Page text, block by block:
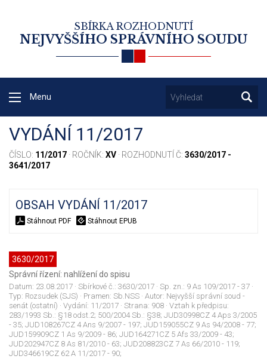
SBÍRKA ROZHODNUTÍ
NEJVYŠŠÍHO SPRÁVNÍHO SOUDU
Menu
VYDÁNÍ 11/2017
ČÍSLO: 11/2017 · ROČNÍK: XV · ROZHODNUTÍ Č: 3630/2017 -
3641/2017
OBSAH VYDÁNÍ 11/2017
Stáhnout PDF Stáhnout EPUB
3630/2017
Správní řízení: nahlížení do spisu
Datum: 23.08.2017 · Sbírkové č.: 3630/2017 · Sp. zn.: 9 As 109/2017 - 37 ·
Typ: Rozsudek (SJS) · Pramen: Sb.NSS · Autor: Nejvyšší správní soud -
senát (ostatní) · Vydání: 11/2017 · Strana: 908 · Vztah k předpisu:
283/1993 Sb.: §18 odst.2; 500/2004 Sb.: §38; JUD30998CZ 4 Aps 3/2005
- 35; JUD108267CZ 4 Ans 9/2007 - 197; JUD159055CZ 9 As 94/2008 - 77;
JUD159909CZ 1 As 9/2009 - 86; JUD164271CZ 5 Afs 33/2009 - 43;
JUD202947CZ 8 As 81/2010 - 63; JUD208823CZ 7 As 66/2010 - 119;
JUD346619CZ 62 A 11/2017 - 90;